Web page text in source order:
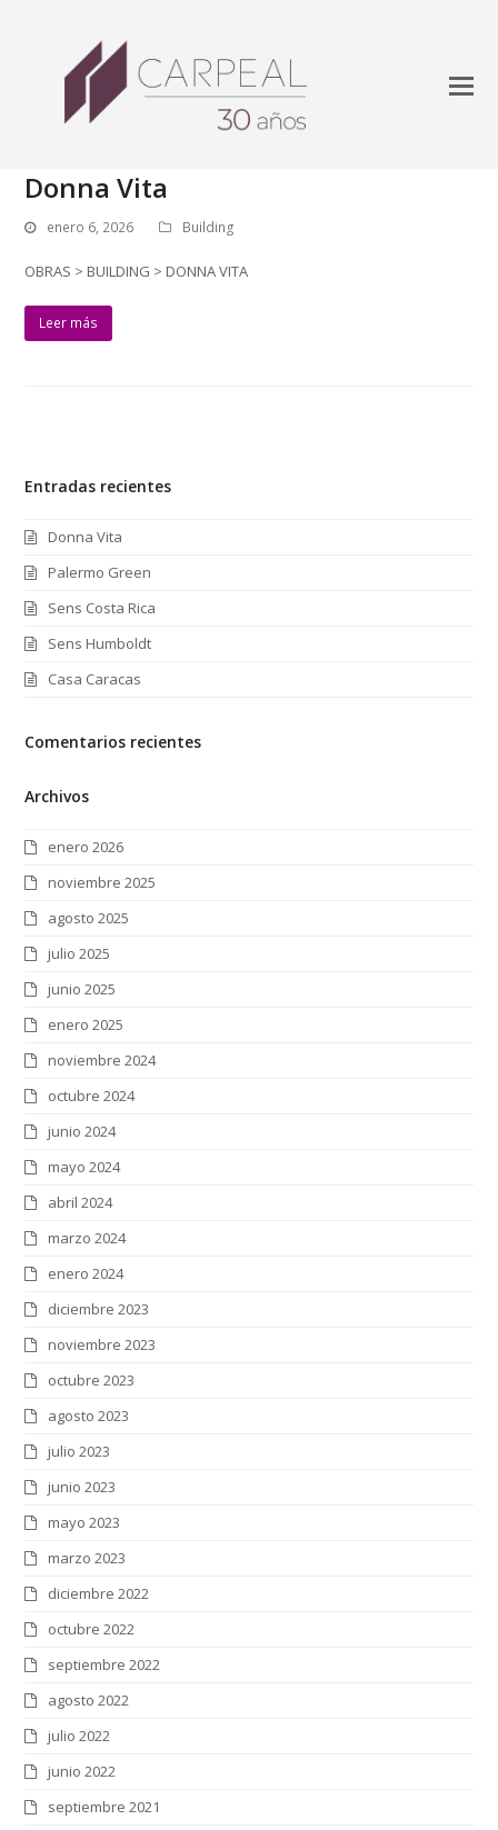
Donna Vita
enero 6, 2026 Building
OBRAS > BUILDING > DONNA VITA
Leer más
Entradas recientes
Donna Vita
Palermo Green
Sens Costa Rica
Sens Humboldt
Casa Caracas
Comentarios recientes
Archivos
enero 2026
noviembre 2025
agosto 2025
julio 2025
junio 2025
enero 2025
noviembre 2024
octubre 2024
junio 2024
mayo 2024
abril 2024
marzo 2024
enero 2024
diciembre 2023
noviembre 2023
octubre 2023
agosto 2023
julio 2023
junio 2023
mayo 2023
marzo 2023
diciembre 2022
octubre 2022
septiembre 2022
agosto 2022
julio 2022
junio 2022
septiembre 2021